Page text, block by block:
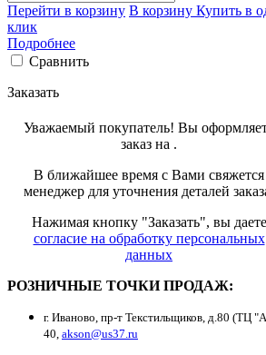
Перейти в корзину В корзину Купить в
клик
Подробнее
Сравнить
Заказать
Уважаемый покупатель! Вы
заказ на .
В ближайшее время с Вами свяжется
менеджер для уточнения деталей
Нажимая кнопку "Заказать", вы даете
согласие на обработку персональных
данных
РОЗНИЧНЫЕ ТОЧКИ ПРОДАЖ:
г. Иваново, пр-т Текстильщиков, д.80 (ТЦ
40, akson@us37.ru